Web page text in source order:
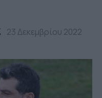
23 Δεκεμβρίου 2022